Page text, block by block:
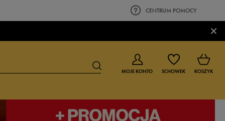
CENTRUM POMOCY
×
MOJE KONTO SCHOWEK KOSZYK